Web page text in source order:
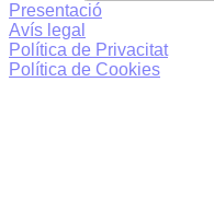
Presentació
Avís legal
Política de Privacitat
Política de Cookies